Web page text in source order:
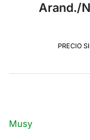
Arand./
PRECIO
Musy